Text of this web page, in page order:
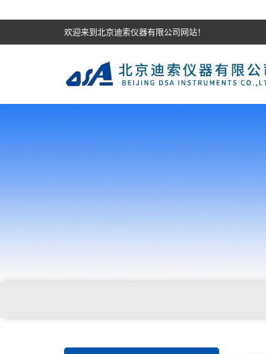
欢迎来到北京迪索仪器有限公司网站！